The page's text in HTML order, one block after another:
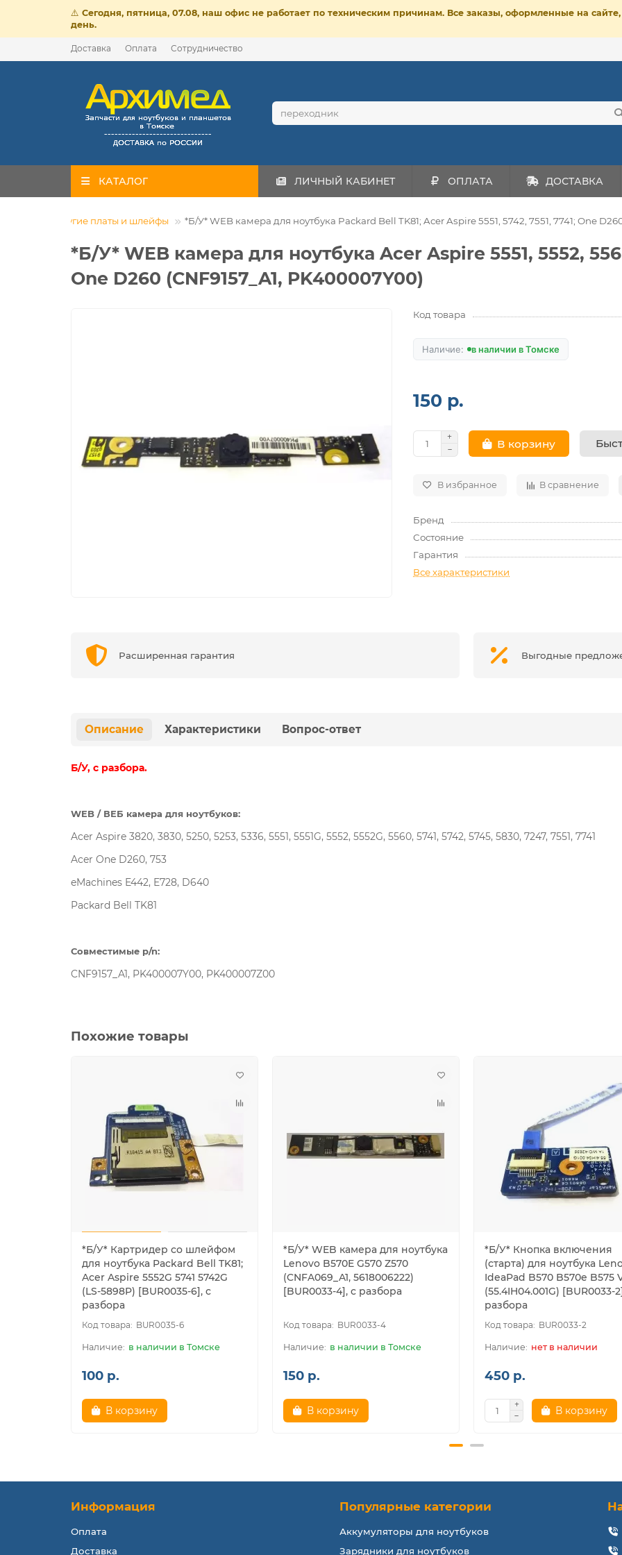
⚠️ Сегодня, пятница, 07.08, наш офис не работает по техническим причинам. Все заказы, оформленные на
день.
Доставка Оплата Сотрудничество
КАТАЛОГ ЛИЧНЫЙ КАБИНЕТ ОПЛАТА ДОСТАВКА
другие платы и шлейфы *Б/У* WEB камера для ноутбука Packard Bell TK81; Acer Aspire 5551, 5742, 7551, 7741; One
*Б/У* WEB камера для ноутбука Acer Aspire 5551, 5552,
One D260 (CNF9157_A1, PK400007Y00)
Код товара
в наличии в Томске
150 р.
В корзину
В избранное В сравнение
Бренд
Состояние
Гарантия
Все характеристики
Расширенная гарантия Выгодные
Описание Характеристики Вопрос-ответ
Б/У, с разбора.
WEB / ВЕБ камера для ноутбуков:
Acer Aspire 3820, 3830, 5250, 5253, 5336, 5551, 5551G, 5552, 5552G, 5560, 5741, 5742, 5745, 5830, 7247, 7551, 7741
Acer One D260, 753
eMachines E442, E728, D640
Packard Bell TK81
Совместимые p/n:
CNF9157_A1, PK400007Y00, PK400007Z00
Похожие товары
*Б/У* Картридер со шлейфом
для ноутбука Packard Bell TK81;
Acer Aspire 5552G 5741 5742G
(LS-5898P) [BUR0035-6], с
разбора
BUR0035-6
в наличии в Томске
100 р.
В корзину
*Б/У* WEB камера для ноутбука
Lenovo B570E G570 Z570
(CNFA069_A1, 5618006222)
[BUR0033-4], с разбора
BUR0033-4
в наличии в Томске
150 р.
В корзину
*Б/У* Кнопка включения
(старта) для ноутбука
IdeaPad B570 B570e B575
(55.4IH04.001G) [BUR0033-
разбора
BUR0033-2
нет в наличии
450 р.
В корзину
Информация
Оплата
Доставка
Популярные категории
Аккумуляторы для ноутбуков
Зарядники для ноутбуков